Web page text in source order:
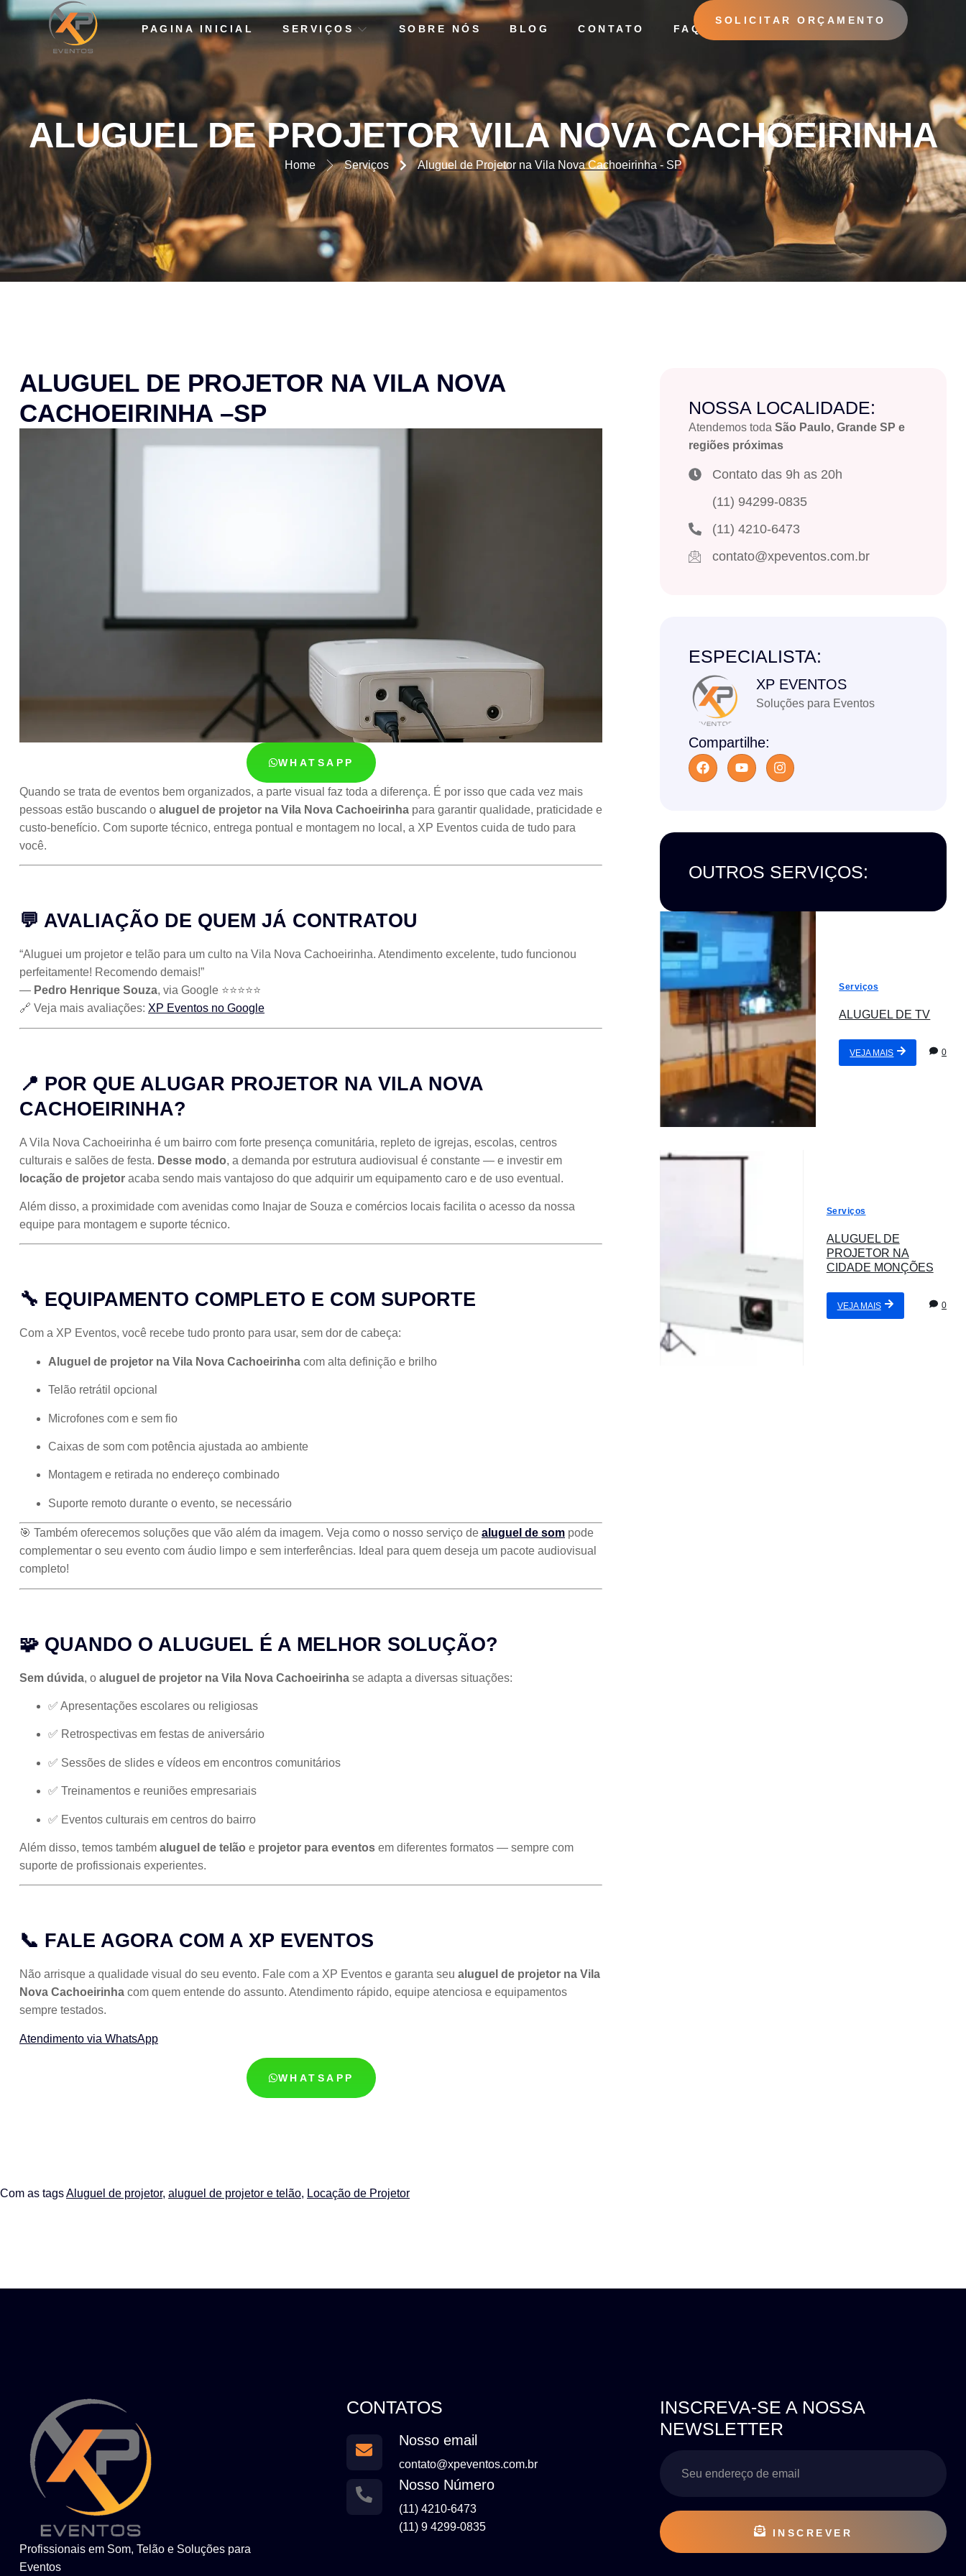
PAGINA INICIAL SERVIÇOS SOBRE NÓS BLOG CONTATO FAQ
SOLICITAR ORÇAMENTO
ALUGUEL DE PROJETOR NA VILA NOVA CACHOEIRINHA – SP
ALUGUEL DE PROJETOR VILA NOVA CACHOEIRINHA
Home Serviços Aluguel de Projetor na Vila Nova Cachoeirinha - SP
ALUGUEL DE PROJETOR NA VILA NOVA
CACHOEIRINHA –SP
WHATSAPP
Quando se trata de eventos bem organizados, a parte visual faz toda a diferença. É por isso que cada vez mais
pessoas estão buscando o aluguel de projetor na Vila Nova Cachoeirinha para garantir qualidade, praticidade e
custo-benefício. Com suporte técnico, entrega pontual e montagem no local, a XP Eventos cuida de tudo para
você.
💬 AVALIAÇÃO DE QUEM JÁ CONTRATOU
“Aluguei um projetor e telão para um culto na Vila Nova Cachoeirinha. Atendimento excelente, tudo funcionou
perfeitamente! Recomendo demais!”
— Pedro Henrique Souza, via Google ⭐⭐⭐⭐⭐
🔗 Veja mais avaliações: XP Eventos no Google
📍 POR QUE ALUGAR PROJETOR NA VILA NOVA
CACHOEIRINHA?
A Vila Nova Cachoeirinha é um bairro com forte presença comunitária, repleto de igrejas, escolas, centros
culturais e salões de festa. Desse modo, a demanda por estrutura audiovisual é constante — e investir em
locação de projetor acaba sendo mais vantajoso do que adquirir um equipamento caro e de uso eventual.
Além disso, a proximidade com avenidas como Inajar de Souza e comércios locais facilita o acesso da nossa
equipe para montagem e suporte técnico.
🔧 EQUIPAMENTO COMPLETO E COM SUPORTE
Com a XP Eventos, você recebe tudo pronto para usar, sem dor de cabeça:
Aluguel de projetor na Vila Nova Cachoeirinha com alta definição e brilho
Telão retrátil opcional
Microfones com e sem fio
Caixas de som com potência ajustada ao ambiente
Montagem e retirada no endereço combinado
Suporte remoto durante o evento, se necessário
🎯 Também oferecemos soluções que vão além da imagem. Veja como o nosso serviço de aluguel de som pode
complementar o seu evento com áudio limpo e sem interferências. Ideal para quem deseja um pacote audiovisual
completo!
🧩 QUANDO O ALUGUEL É A MELHOR SOLUÇÃO?
Sem dúvida, o aluguel de projetor na Vila Nova Cachoeirinha se adapta a diversas situações:
✅ Apresentações escolares ou religiosas
✅ Retrospectivas em festas de aniversário
✅ Sessões de slides e vídeos em encontros comunitários
✅ Treinamentos e reuniões empresariais
✅ Eventos culturais em centros do bairro
Além disso, temos também aluguel de telão e projetor para eventos em diferentes formatos — sempre com
suporte de profissionais experientes.
📞 FALE AGORA COM A XP EVENTOS
Não arrisque a qualidade visual do seu evento. Fale com a XP Eventos e garanta seu aluguel de projetor na Vila
Nova Cachoeirinha com quem entende do assunto. Atendimento rápido, equipe atenciosa e equipamentos
sempre testados.
Atendimento via WhatsApp
WHATSAPP
NOSSA LOCALIDADE:
Atendemos todaSão Paulo, Grande SP e
regiões próximas
Contato das 9h as 20h
(11) 94299-0835
(11) 4210-6473
contato@xpeventos.com.br
ESPECIALISTA:
XP EVENTOS
Soluções para Eventos
Compartilhe:
OUTROS SERVIÇOS:
Serviços
ALUGUEL DE TV
VEJA MAIS 0
Serviços
ALUGUEL DE
PROJETOR NA
CIDADE MONÇÕES
VEJA MAIS 0
Com as tagsAluguel de projetor, aluguel de projetor e telão, Locação de Projetor
Profissionais em Som, Telão e Soluções para
Eventos
CONTATOS
Nosso email
contato@xpeventos.com.br
Nosso Número
(11) 4210-6473
(11) 9 4299-0835
INSCREVA-SE A NOSSA
NEWSLETTER
INSCREVER